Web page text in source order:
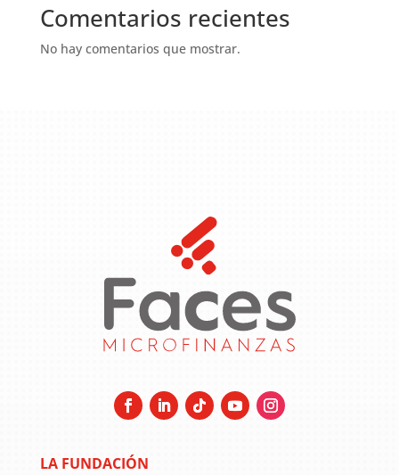
Comentarios recientes
No hay comentarios que mostrar.
LA FUNDACIÓN